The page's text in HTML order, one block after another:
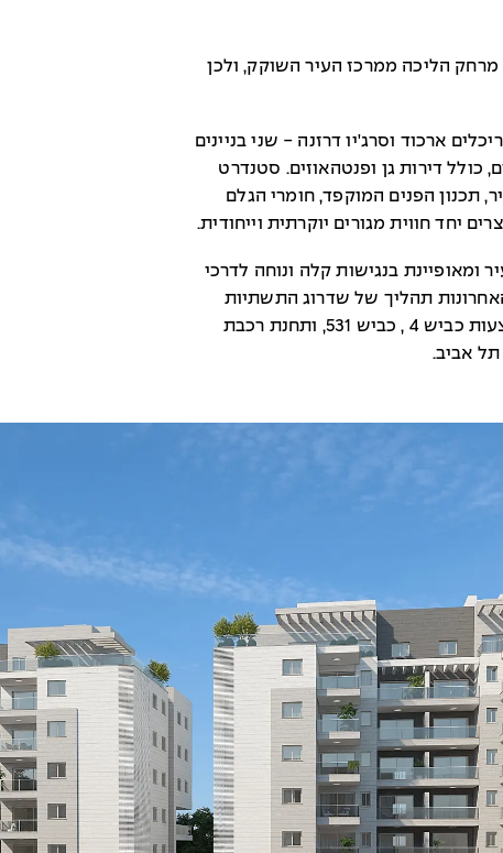
הליכה ממרכז העיר השוקק, ולכן
ארכוד וסרג'יו דרזנה - שני בניינים
ובהם 60 דירות בנות 3-5 חדרים, כולל דירות גן ופנטהאוזים. סטנדרט
תכנון הפנים המוקפד, חומרי הגלם
יחד חווית מגורים יוקרתית וייחודית.
ומאופיינת בנגישות קלה ונוחה לדרכי
תהליך של שדרוג התשתיות
המחברות בינה לבין גוש דן, בין היתר באמצעות כביש 4 , כביש 531, ותחנת רכבת
תל אביב.